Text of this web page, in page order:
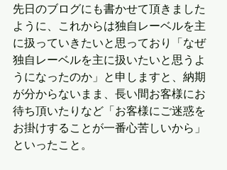
先日のブログにも書かせて頂きました
ように、これからは独自レーベルを主
に扱っていきたいと思っており「なぜ
独自レーベルを主に扱いたいと思うよ
うになったのか」と申しますと、納期
が分からないまま、長い間お客様にお
待ち頂いたりなど「お客様にご迷惑を
お掛けすることが一番心苦しいから」
といったこと。